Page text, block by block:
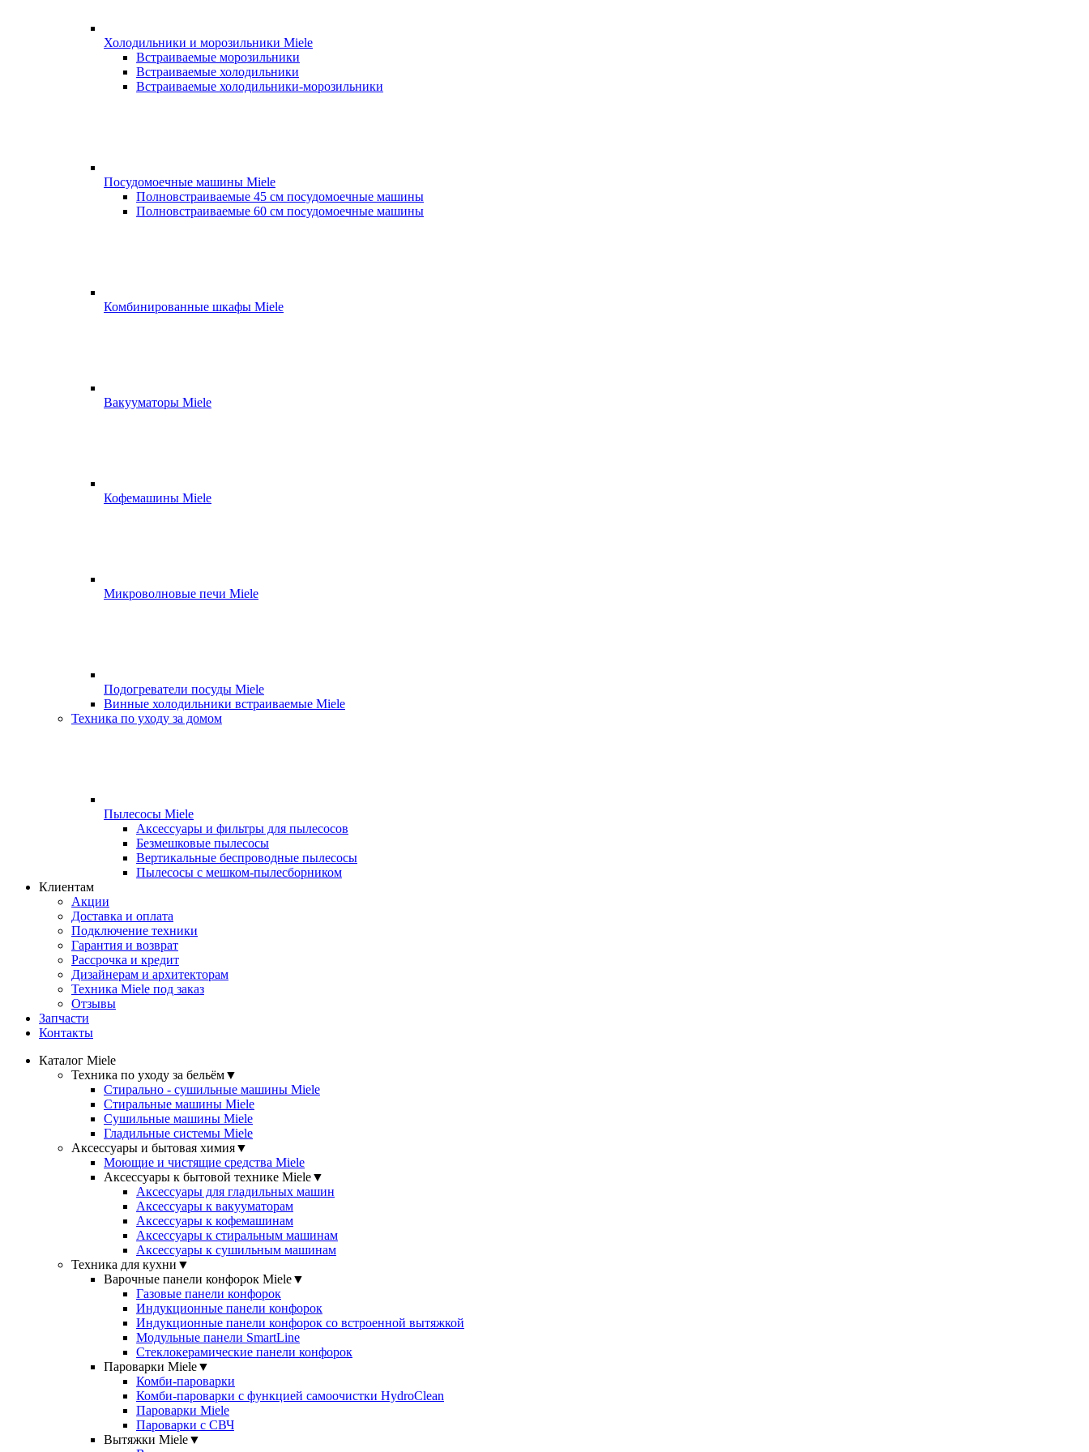
Холодильники и морозильники Miele
Встраиваемые морозильники
Встраиваемые холодильники
Встраиваемые холодильники-морозильники
Посудомоечные машины Miele
Полновстраиваемые 45 см посудомоечные машины
Полновстраиваемые 60 см посудомоечные машины
Комбинированные шкафы Miele
Вакууматоры Miele
Кофемашины Miele
Микроволновые печи Miele
Подогреватели посуды Miele
Винные холодильники встраиваемые Miele
Техника по уходу за домом
Пылесосы Miele
Аксессуары и фильтры для пылесосов
Безмешковые пылесосы
Вертикальные беспроводные пылесосы
Пылесосы с мешком-пылесборником
Клиентам
Акции
Доставка и оплата
Подключение техники
Гарантия и возврат
Рассрочка и кредит
Дизайнерам и архитекторам
Техника Miele под заказ
Отзывы
Запчасти
Контакты
Каталог Miele
Техника по уходу за бельём▼
Стирально - сушильные машины Miele
Стиральные машины Miele
Сушильные машины Miele
Гладильные системы Miele
Аксессуары и бытовая химия▼
Моющие и чистящие средства Miele
Аксессуары к бытовой технике Miele▼
Аксессуары для гладильных машин
Аксессуары к вакууматорам
Аксессуары к кофемашинам
Аксессуары к стиральным машинам
Аксессуары к сушильным машинам
Техника для кухни ▼
Варочные панели конфорок Miele▼
Газовые панели конфорок
Индукционные панели конфорок
Индукционные панели конфорок со встроенной вытяжкой
Модульные панели SmartLine
Стеклокерамические панели конфорок
Пароварки Miele▼
Комби-пароварки
Комби-пароварки с функцией самоочистки HydroClean
Пароварки Miele
Пароварки с СВЧ
Вытяжки Miele▼